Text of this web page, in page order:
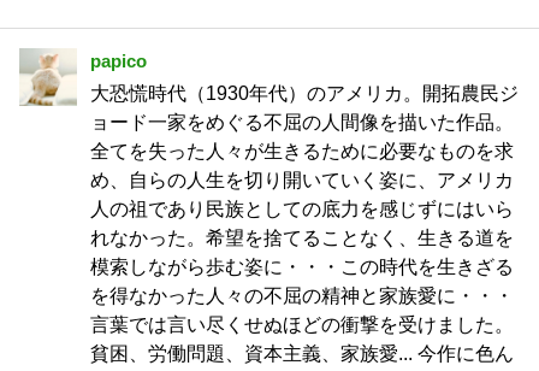
papico
大恐慌時代（1930年代）のアメリカ。開拓農民ジ
ョード一家をめぐる不屈の人間像を描いた作品。
全てを失った人々が生きるために必要なものを求
め、自らの人生を切り開いていく姿に、アメリカ
人の祖であり民族としての底力を感じずにはいら
れなかった。希望を捨てることなく、生きる道を
模索しながら歩む姿に・・・この時代を生きざる
を得なかった人々の不屈の精神と家族愛に・・・
言葉では言い尽くせぬほどの衝撃を受けました。
貧困、労働問題、資本主義、家族愛... 今作に色ん